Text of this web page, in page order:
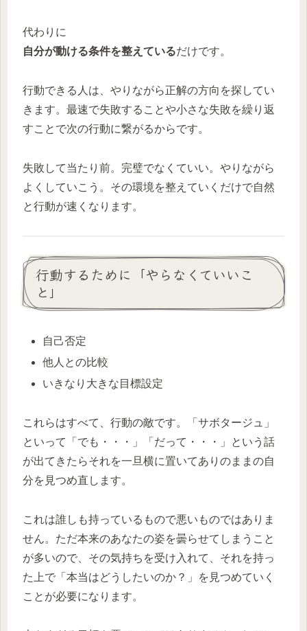
代わりに
自分が動ける条件を整えているだけです。
行動できる人は、やりながら正解の方向を探してい
きます。最速で失敗することや小さな失敗を繰り返
すことで次の行動に繋がるからです。
失敗して当たり前。完璧でなくていい。やりながら
よくしていこう。その環境を整えていくだけで自然
と行動が速くなります。
行動するために「やらなくていいこ
と」
自己否定
他人との比較
いきなり大きな目標設定
これらはすべて、行動の敵です。「サボタージュ」
といって「でも・・・」「だって・・・」という話
が出てきたらそれを一旦横に置いてありのままの自
分を見つめ直します。
これは誰しも持っているもので悪いものではありま
せん。ただ本来のあなたの姿を曇らせてしまうこと
が多いので、その気持ちを受け入れて、それを持っ
た上で「本当はどうしたいのか？」を見つめていく
ことが必要になります。